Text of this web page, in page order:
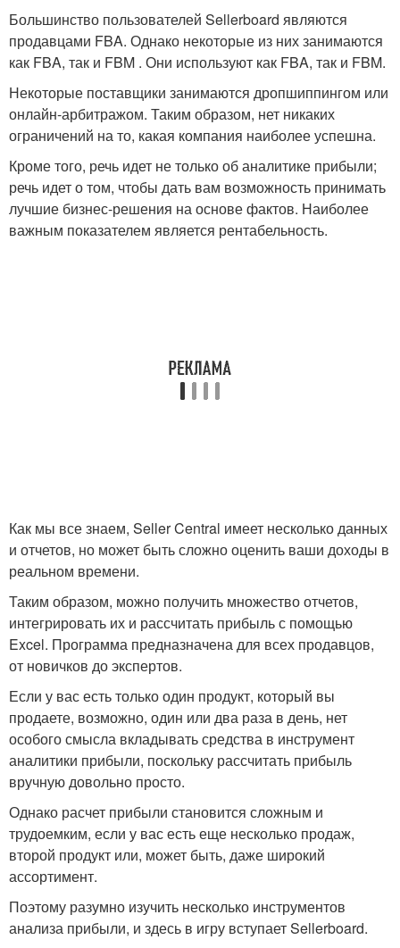
Большинство пользователей Sellerboard являются
продавцами FBA. Однако некоторые из них занимаются
как FBA, так и FBM . Они используют как FBA, так и FBM.
Некоторые поставщики занимаются дропшиппингом или
онлайн-арбитражом. Таким образом, нет никаких
ограничений на то, какая компания наиболее успешна.
Кроме того, речь идет не только об аналитике прибыли;
речь идет о том, чтобы дать вам возможность принимать
лучшие бизнес-решения на основе фактов. Наиболее
важным показателем является рентабельность.
Как мы все знаем, Seller Central имеет несколько данных
и отчетов, но может быть сложно оценить ваши доходы в
реальном времени.
Таким образом, можно получить множество отчетов,
интегрировать их и рассчитать прибыль с помощью
Excel. Программа предназначена для всех продавцов,
от новичков до экспертов.
Если у вас есть только один продукт, который вы
продаете, возможно, один или два раза в день, нет
особого смысла вкладывать средства в инструмент
аналитики прибыли, поскольку рассчитать прибыль
вручную довольно просто.
Однако расчет прибыли становится сложным и
трудоемким, если у вас есть еще несколько продаж,
второй продукт или, может быть, даже широкий
ассортимент.
Поэтому разумно изучить несколько инструментов
анализа прибыли, и здесь в игру вступает Sellerboard.